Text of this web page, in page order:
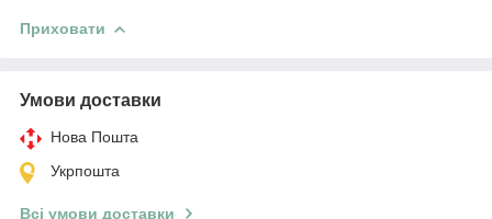
Приховати
Умови доставки
Нова Пошта
Укрпошта
Всі умови доставки